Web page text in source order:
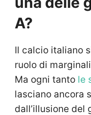
A?
Il calcio italiano
ruolo di
Ma ogni tanto le
lasciano ancora
dall’illusione del